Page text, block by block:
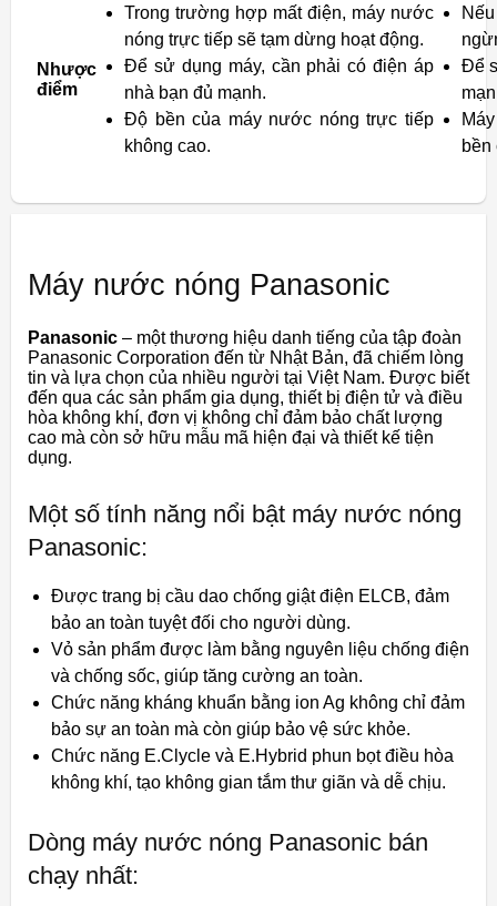
Nhược
điểm
Trong trường hợp mất điện, máy nước
nóng trực tiếp sẽ tạm dừng hoạt động.
Để sử dụng máy, cần phải có điện áp
nhà bạn đủ mạnh.
Độ bền của máy nước nóng trực tiếp
không cao.
Để
bền
Máy nước nóng Panasonic
Panasonic – một thương hiệu danh tiếng của tập đoàn
Panasonic Corporation đến từ Nhật Bản, đã chiếm lòng
tin và lựa chọn của nhiều người tại Việt Nam. Được biết
đến qua các sản phẩm gia dụng, thiết bị điện tử và điều
hòa không khí, đơn vị không chỉ đảm bảo chất lượng
cao mà còn sở hữu mẫu mã hiện đại và thiết kế tiện
dụng.
Một số tính năng nổi bật máy nước nóng
Panasonic:
Được trang bị cầu dao chống giật điện ELCB, đảm
bảo an toàn tuyệt đối cho người dùng.
Vỏ sản phẩm được làm bằng nguyên liệu chống điện
và chống sốc, giúp tăng cường an toàn.
Chức năng kháng khuẩn bằng ion Ag không chỉ đảm
bảo sự an toàn mà còn giúp bảo vệ sức khỏe.
Chức năng E.Clycle và E.Hybrid phun bọt điều hòa
không khí, tạo không gian tắm thư giãn và dễ chịu.
Dòng máy nước nóng Panasonic bán
chạy nhất: